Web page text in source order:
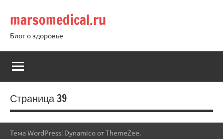
содержимому
marsomedical.ru
Блог о здоровье
Страница 39
Тема WordPress: Dynamico от ThemeZee.